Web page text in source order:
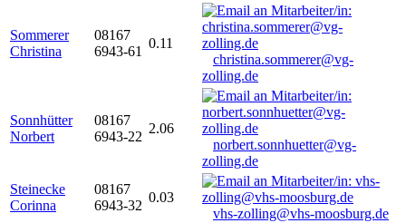
Sommerer
Christina
08167
6943-61
0.11
christina.sommerer@vg-
zolling.de
Sonnhütter
Norbert
08167
6943-22
2.06
norbert.sonnhuetter@vg-
zolling.de
Steinecke
Corinna
08167
6943-32
0.03
vhs-zolling@vhs-moosburg.de